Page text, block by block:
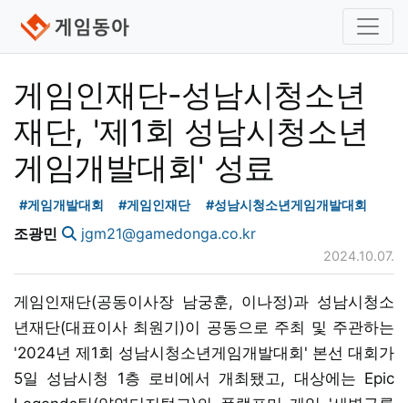
게임인재단-성남시청소년
재단, '제1회 성남시청소년
게임개발대회' 성료
#게임개발대회 #게임인재단 #성남시청소년게임개발대회
조광민 jgm21@gamedonga.co.kr
2024.10.07.
게임인재단(공동이사장 남궁훈, 이나정)과 성남시청소
년재단(대표이사 최원기)이 공동으로 주최 및 주관하는
'2024년 제1회 성남시청소년게임개발대회' 본선 대회가
5일 성남시청 1층 로비에서 개최됐고, 대상에는 Epic